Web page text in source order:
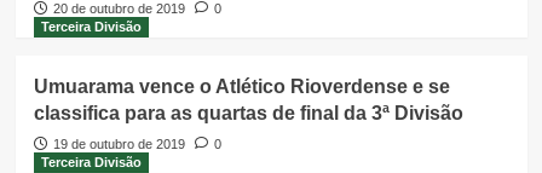
20 de outubro de 2019
0
Terceira Divisão
Umuarama vence o Atlético Rioverdense e se
classifica para as quartas de final da 3ª Divisão
19 de outubro de 2019
0
Terceira Divisão